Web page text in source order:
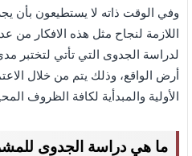
وفي الوقت ذاته لا يستطيعون بأن
اللازمة لنجاح مثل هذه الافكار من
لدراسة الجدوى التي تأتي لتختبر
أرض الواقع، وذلك يتم من خلال
الأولية والمبدأية لكافة الظروف
ما هي دراسة الجدوى